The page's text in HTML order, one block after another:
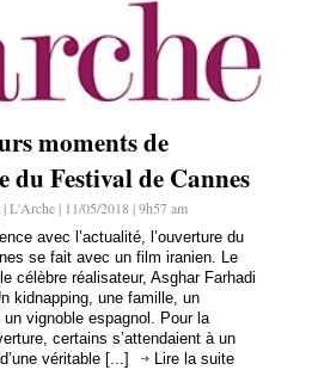
moments de
du Festival de Cannes
L'Arche | 11/05/2018 | 9h57 am
avec l’actualité, l’ouverture du
se fait avec un film iranien. Le
célèbre réalisateur, Asghar Farhadi
kidnapping, une famille, un
vignoble espagnol. Pour la
certains s’attendaient à un
véritable [...]
Lire la suite